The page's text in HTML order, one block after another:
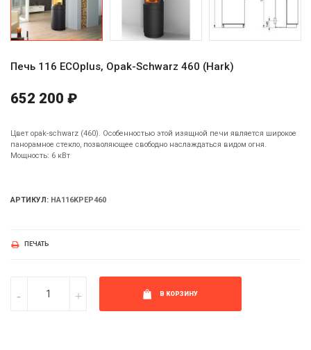
Печь 116 ECOplus, Opak-Schwarz 460 (Hark)
652 200 ₽
Цвет opak-schwarz (460). Особенностью этой изящной печи является широкое
панорамное стекло, позволяющее свободно наслаждаться видом огня.
Мощность: 6 кВт
АРТИКУЛ: HA116KPEP460
ПЕЧАТЬ
В КОРЗИНУ